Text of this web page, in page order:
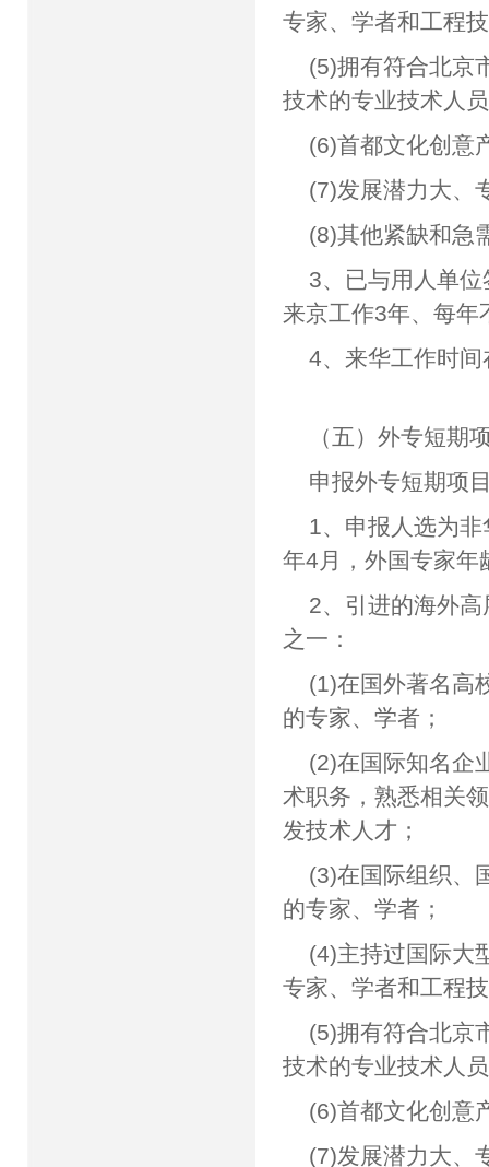
专家、学者和工程
(5)拥有符合北京
技术的专业技术人
(6)首都文化创意
(7)发展潜力大、
(8)其他紧缺和急
3、已与用人单
来京工作3年、每年
4、来华工作时
（五）外专短期
申报外专短期项
1、申报人选为
年4月，外国专家年
2、引进的海外
之一：
(1)在国外著名高
的专家、学者；
(2)在国际知名企
术职务，熟悉相关
发技术人才；
(3)在国际组织、
的专家、学者；
(4)主持过国际大
专家、学者和工程
(5)拥有符合北京
技术的专业技术人
(6)首都文化创意
(7)发展潜力大、